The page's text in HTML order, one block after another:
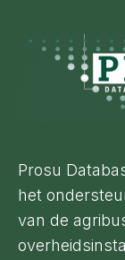
Footer
Prosu
het
van de